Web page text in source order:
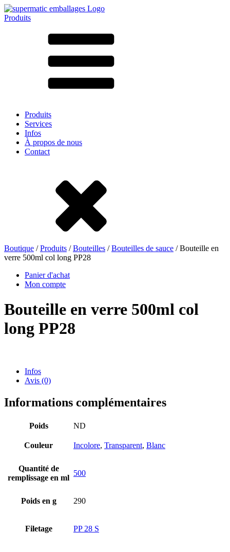
Produits
LD-PE
Sachets et bag-in-box
Produits chimiques (267)
Boîtes(73)
Pulvérisateur fin(8)
Bouteilles
Bouteilles Hotfill
Produits
Services
Infos
À propos de nous
Contact
Boutique /Produits /Bouteilles /Bouteilles de sauce / Bouteille en
verre 500ml col long PP28
Panier d'achat
Mon compte
Bouteille en verre 500ml col
long PP28
Infos
Avis (0)
Informations complémentaires
Poids ND
Couleur Incolore, Transparent, Blanc
Quantité de
remplissage en ml
500
Poids en g 290
Filetage PP 28 S